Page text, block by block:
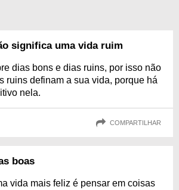
significa uma vida ruim
dias bons e dias ruins, por isso não
ruins definam a sua vida, porque há
nela.
COMPARTILHAR
boas
vida mais feliz é pensar em coisas